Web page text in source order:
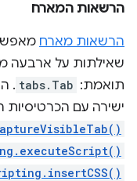
הרשאות המארח
הרשאות מארח
שאילתות על ארבעה
תואמת: tabs.Tab
.
ישירה עם